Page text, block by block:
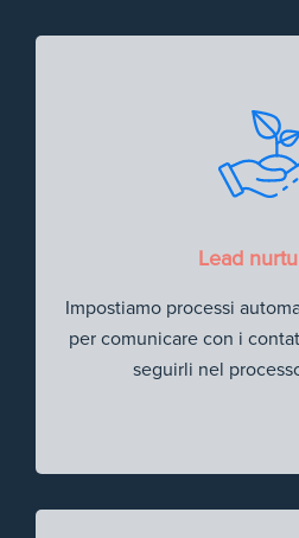
Lead
Impostiamo processi
per comunicare con i
seguirli nel